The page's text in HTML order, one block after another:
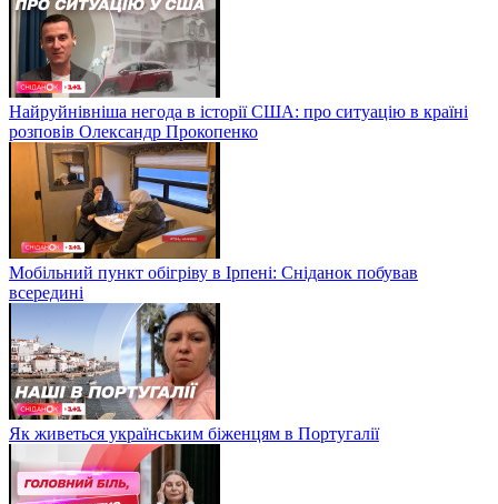
Найруйнівніша негода в історії США: про ситуацію в країні
розповів Олександр Прокопенко
Мобільний пункт обігріву в Ірпені: Сніданок побував
всередині
Як живеться українським біженцям в Португалії